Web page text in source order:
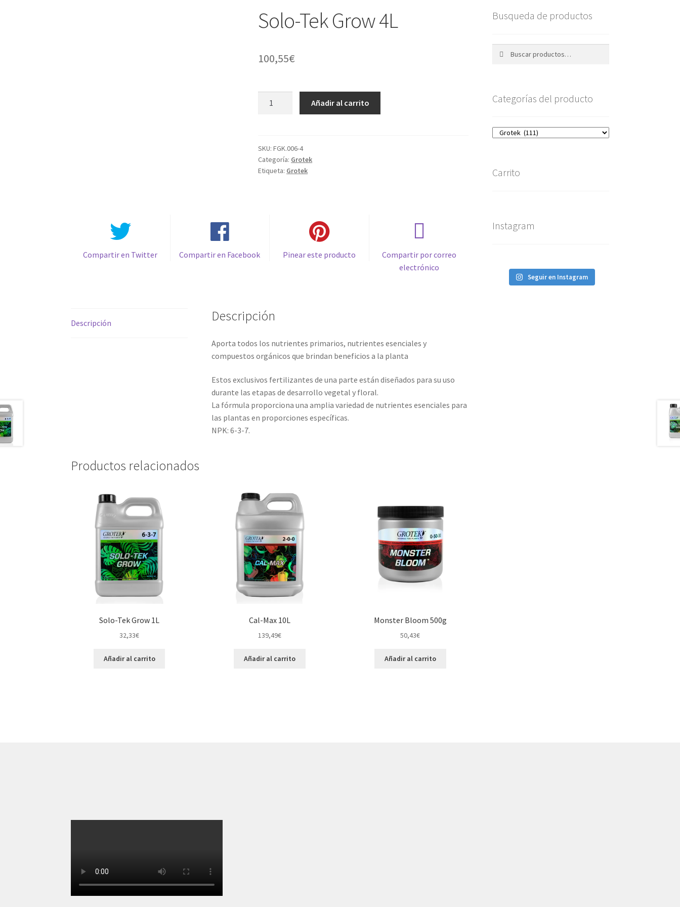
Solo-Tek Grow 4L
100,55€
cantidad
Añadir al carrito
SKU:FGK.006-4
Categoría: Grotek
Etiqueta: Grotek
Compartir en Twitter Compartir en Facebook Pinear este producto
Compartir por correo
electrónico
Descripción Descripción
Aporta todos los nutrientes primarios, nutrientes esenciales y
compuestos orgánicos que brindan beneficios a la planta
Estos exclusivos fertilizantes de una parte están diseñados para su uso
durante las etapas de desarrollo vegetal y floral.
La fórmula proporciona una amplia variedad de nutrientes esenciales para
las plantas en proporciones específicas.
NPK: 6-3-7.
Productos relacionados
Solo-Tek Grow 1L
32,33€
Añadir al carrito
Cal-Max 10L
139,49€
Añadir al carrito
Monster Bloom 500g
50,43€
Añadir al carrito
Busqueda de productos
Categorías del producto
Carrito
Instagram
Seguir en Instagram